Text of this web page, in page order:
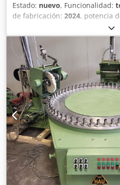
Estado: nuevo, Funcionalidad:
de fabricación: 2024, potencia
,
(máx.):50 mm, El sistema de
Durma HD-F 3015 en 30 kW,
Maschinen GmbH, es una
fibra de primera clase
precisión y eficiencia en el
Como fabricante directo con
Staufenberg, Durma
calidad, fiabilidad y excelente
Características: 30 kW / 80 mm
inoxidable Centrado
automático de boquillas con 26
inversora Distancia focal F300
Datos técnicos Djdsq Nl T
Tamaño máximo de la hoja: